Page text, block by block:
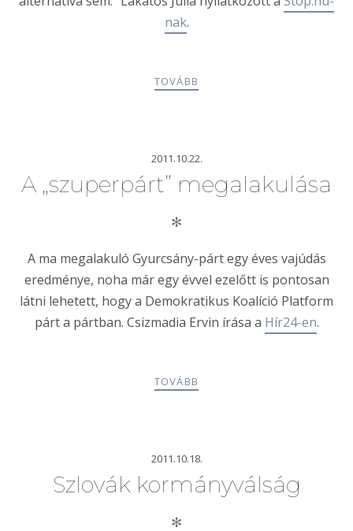
nak.
TOVÁBB
2011.10.22.
A „szuperpárt” megalakulása
✻
A ma megalakuló Gyurcsány-párt egy éves vajúdás
eredménye, noha már egy évvel ezelőtt is pontosan
látni lehetett, hogy a Demokratikus Koalíció Platform
párt a pártban. Csizmadia Ervin írása a Hír24-en.
TOVÁBB
2011.10.18.
Szlovák kormányválság
✻